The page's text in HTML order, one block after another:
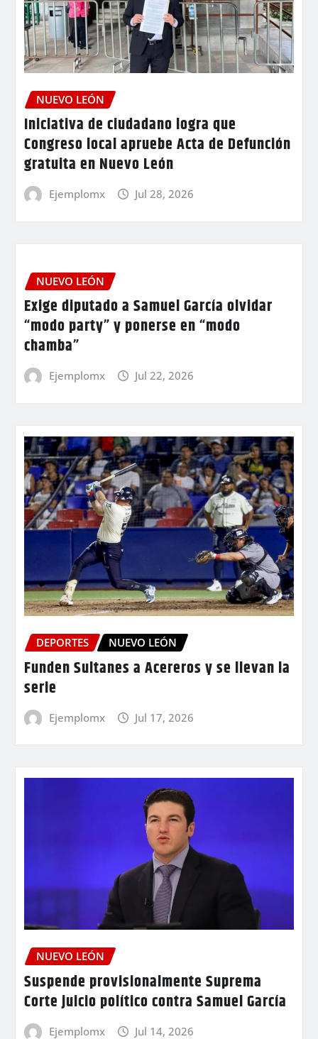
NUEVO LEÓN
Iniciativa de ciudadano logra que
Congreso local apruebe Acta de Defunción
gratuita en Nuevo León
Ejemplomx Jul 28, 2026
NUEVO LEÓN
Exige diputado a Samuel García olvidar
“modo party” y ponerse en “modo
chamba”
Ejemplomx Jul 22, 2026
DEPORTES NUEVO LEÓN
Funden Sultanes a Acereros y se llevan la
serie
Ejemplomx Jul 17, 2026
NUEVO LEÓN
Suspende provisionalmente Suprema
Corte juicio político contra Samuel García
Ejemplomx Jul 14, 2026